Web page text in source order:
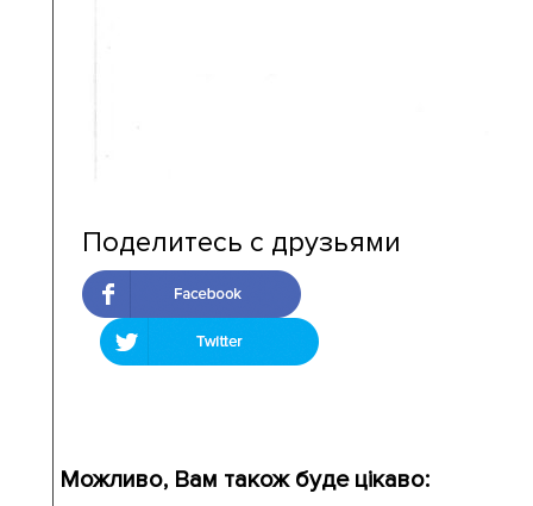
Поделитесь с друзьями
Можливо, Вам також буде цікаво: